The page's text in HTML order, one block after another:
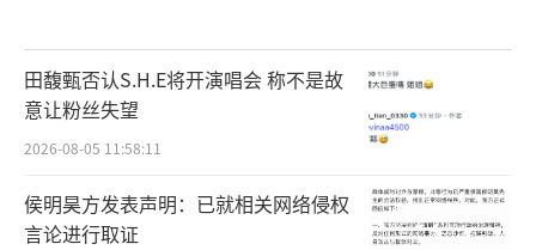
田馥甄否认S.H.E将开演唱会 称不是故
意让粉丝失望
2026-08-05 11:58:11
侯明昊方发表声明：已就相关网络侵权
言论进行取证